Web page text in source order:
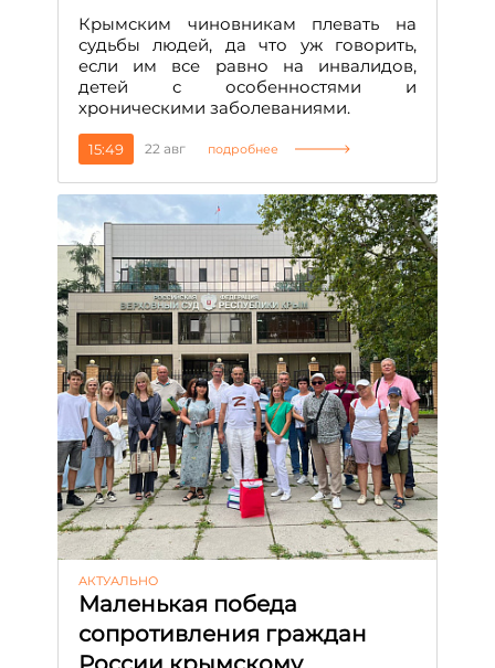
Крымским чиновникам плевать на
судьбы людей, да что уж говорить,
если им все равно на инвалидов,
детей с особенностями и
хроническими заболеваниями.
15:49 22 авг подробнее
АКТУАЛЬНО
Маленькая победа
сопротивления граждан